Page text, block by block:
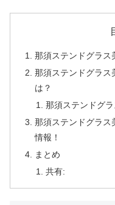
那須ステンドグラス
那須ステンドグラス
は？
那須ステンドグ
那須ステンドグラス
情報！
まとめ
共有: